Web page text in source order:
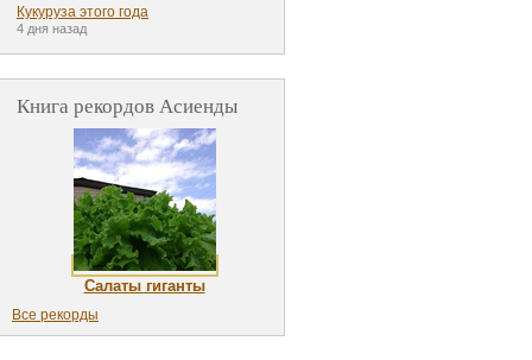
Кукуруза этого года
4 дня назад
Книга рекордов Асиенды
Салаты гиганты
Все рекорды